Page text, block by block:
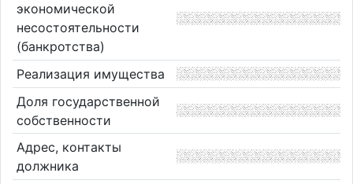
экономической
несостоятельности
(банкротства)
Реализация имущества
Доля государственной
собственности
Адрес, контакты
должника